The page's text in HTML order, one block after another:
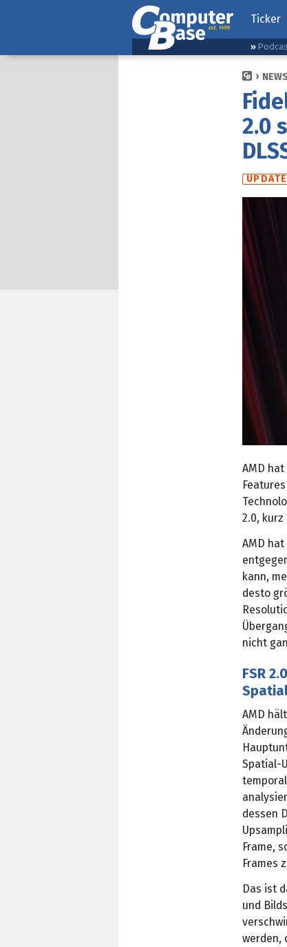
Ticker
NEWS
2.0
UPDATE
AMD
2.0,
AMD
kann,
desto
nicht
FSR
AMD
Spatial-
dessen
Frame,
Frames
Das ist
und
werden,